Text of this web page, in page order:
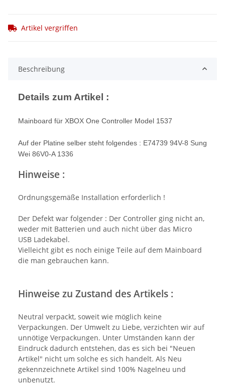
Artikel vergriffen
Beschreibung
Details zum Artikel :
Mainboard für XBOX One Controller Model 1537
Auf der Platine selber steht folgendes : E74739 94V-8 Sung
Wei 86V0-A 1336
Hinweise :
Ordnungsgemäße Installation erforderlich !
Der Defekt war folgender : Der Controller ging nicht an,
weder mit Batterien und auch nicht über das Micro
USB Ladekabel.
Vielleicht gibt es noch einige Teile auf dem Mainboard
die man gebrauchen kann.
Hinweise zu Zustand des Artikels :
Neutral verpackt, soweit wie möglich keine
Verpackungen. Der Umwelt zu Liebe, verzichten wir auf
unnötige Verpackungen. Unter Umständen kann der
Eindruck dadurch entstehen, das es sich bei "Neuen
Artikel" nicht um solche es sich handelt. Als Neu
gekennzeichnete Artikel sind 100% Nagelneu und
unbenutzt.